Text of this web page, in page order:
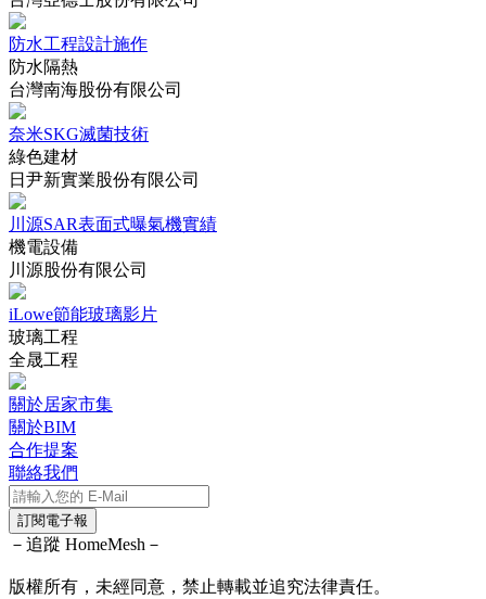
防水工程設計施作
防水隔熱
台灣南海股份有限公司
奈米SKG滅菌技術
綠色建材
日尹新實業股份有限公司
川源SAR表面式曝氣機實績
機電設備
川源股份有限公司
iLowe節能玻璃影片
玻璃工程
全晟工程
關於居家市集
關於BIM
合作提案
聯絡我們
訂閱電子報
－追蹤 HomeMesh－
版權所有，未經同意，禁止轉載並追究法律責任。